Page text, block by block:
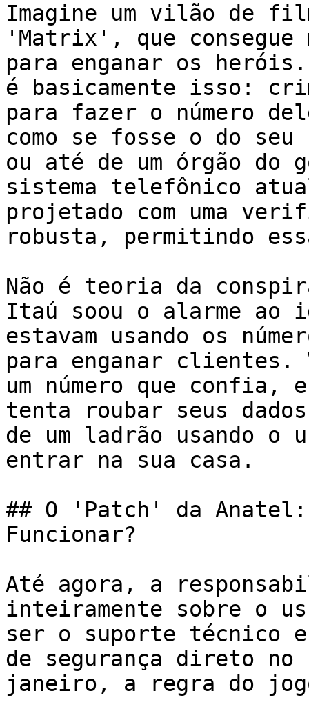
Imagine um vilão de
'Matrix', que consegue
para enganar os
é basicamente isso:
para fazer o número
como se fosse o do seu
ou até de um órgão do
sistema telefônico
projetado com uma
robusta, permitindo
Não é teoria da
Itaú soou o alarme
estavam usando os
para enganar clientes.
um número que confia,
tenta roubar seus
de um ladrão usando o
entrar na sua casa.
## O 'Patch' da Anatel:
Funcionar?
Até agora, a
inteiramente sobre o
ser o suporte técnico
de segurança direto
janeiro, a regra do